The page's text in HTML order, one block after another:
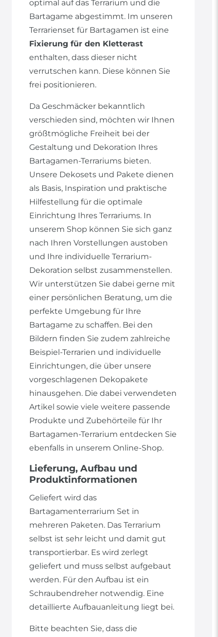
optimal auf das Terrarium und die
Bartagame abgestimmt. Im unseren
Terrarienset für Bartagamen ist eine
Fixierung für den Kletterast
enthalten, dass dieser nicht
verrutschen kann. Diese können Sie
frei positionieren.
Da Geschmäcker bekanntlich
verschieden sind, möchten wir Ihnen
größtmögliche Freiheit bei der
Gestaltung und Dekoration Ihres
Bartagamen-Terrariums bieten.
Unsere Dekosets und Pakete dienen
als Basis, Inspiration und praktische
Hilfestellung für die optimale
Einrichtung Ihres Terrariums. In
unserem Shop können Sie sich ganz
nach Ihren Vorstellungen austoben
und Ihre individuelle Terrarium-
Dekoration selbst zusammenstellen.
Wir unterstützen Sie dabei gerne mit
einer persönlichen Beratung, um die
perfekte Umgebung für Ihre
Bartagame zu schaffen. Bei den
Bildern finden Sie zudem zahlreiche
Beispiel-Terrarien und individuelle
Einrichtungen, die über unsere
vorgeschlagenen Dekopakete
hinausgehen. Die dabei verwendeten
Artikel sowie viele weitere passende
Produkte und Zubehörteile für Ihr
Bartagamen-Terrarium entdecken Sie
ebenfalls in unserem Online-Shop.
Lieferung, Aufbau und
Produktinformationen
Geliefert wird das
Bartagamenterrarium Set in
mehreren Paketen. Das Terrarium
selbst ist sehr leicht und damit gut
transportierbar. Es wird zerlegt
geliefert und muss selbst aufgebaut
werden. Für den Aufbau ist ein
Schraubendreher notwendig. Eine
detaillierte Aufbauanleitung liegt bei.
Bitte beachten Sie, dass die